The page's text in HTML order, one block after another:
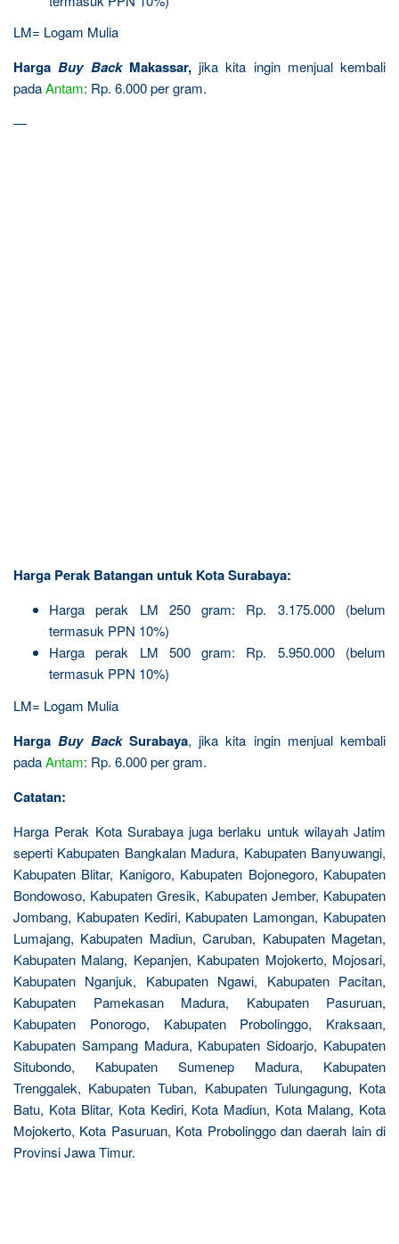
LM= Logam Mulia
Harga Buy BackMakassar,jika kita ingin menjual kembali
padaAntam: Rp. 6.000 per gram.
—
Harga Perak Batangan untuk Kota Surabaya:
Harga perak LM 250 gram: Rp. 3.175.000 (belum
termasuk PPN 10%)
Harga perak LM 500 gram: Rp. 5.950.000 (belum
termasuk PPN 10%)
LM= Logam Mulia
HargaBuy BackSurabaya, jika kita ingin menjual kembali
padaAntam: Rp. 6.000 per gram.
Catatan:
Harga Perak Kota Surabaya juga berlaku untuk wilayah Jatim
seperti Kabupaten Bangkalan Madura, Kabupaten Banyuwangi,
Kabupaten Blitar, Kanigoro, Kabupaten Bojonegoro, Kabupaten
Bondowoso, Kabupaten Gresik, Kabupaten Jember, Kabupaten
Jombang, Kabupaten Kediri, Kabupaten Lamongan, Kabupaten
Lumajang, Kabupaten Madiun, Caruban, Kabupaten Magetan,
Kabupaten Malang, Kepanjen, Kabupaten Mojokerto, Mojosari,
Kabupaten Nganjuk, Kabupaten Ngawi, Kabupaten Pacitan,
Kabupaten Pamekasan Madura, Kabupaten Pasuruan,
Kabupaten Ponorogo, Kabupaten Probolinggo, Kraksaan,
Kabupaten Sampang Madura, Kabupaten Sidoarjo, Kabupaten
Situbondo, Kabupaten Sumenep Madura, Kabupaten
Trenggalek, Kabupaten Tuban, Kabupaten Tulungagung, Kota
Batu, Kota Blitar, Kota Kediri, Kota Madiun, Kota Malang, Kota
Mojokerto, Kota Pasuruan, Kota Probolinggo dan daerah lain di
Provinsi Jawa Timur.